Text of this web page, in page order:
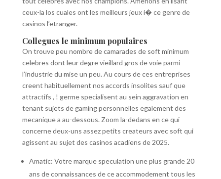
ceux-la los cuales ont les meilleurs jeux i� ce genre de
casinos l’etranger.
Collegues le minimum populaires
On trouve peu nombre de camarades de soft minimum
celebres dont leur degre vieillard gros de voie parmi
l’industrie du mise un peu. Au cours de ces entreprises
creent habituellement nos accords insolites sauf que
attractifs , ! germe specialisent au sein aggravation en
tenant sujets de gaming personnelles egalement des
mecanique a au-dessous. Zoom la-dedans en ce qui
concerne deux-uns assez petits createurs avec soft qui
agissent au sujet des casinos acadiens de 2025.
Amatic: Votre marque speculation une plus grande 20
ans de connaissances de ce accommodement tous les